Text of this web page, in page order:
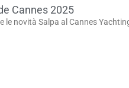
Cannes 2025
le novità Salpa al Cannes